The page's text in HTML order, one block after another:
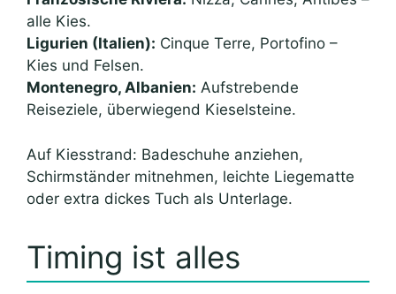
alle Kies.
Ligurien (Italien): Cinque Terre, Portofino –
Kies und Felsen.
Montenegro, Albanien: Aufstrebende
Reiseziele, überwiegend Kieselsteine.
Auf Kiesstrand: Badeschuhe anziehen,
Schirmständer mitnehmen, leichte Liegematte
oder extra dickes Tuch als Unterlage.
Timing ist alles